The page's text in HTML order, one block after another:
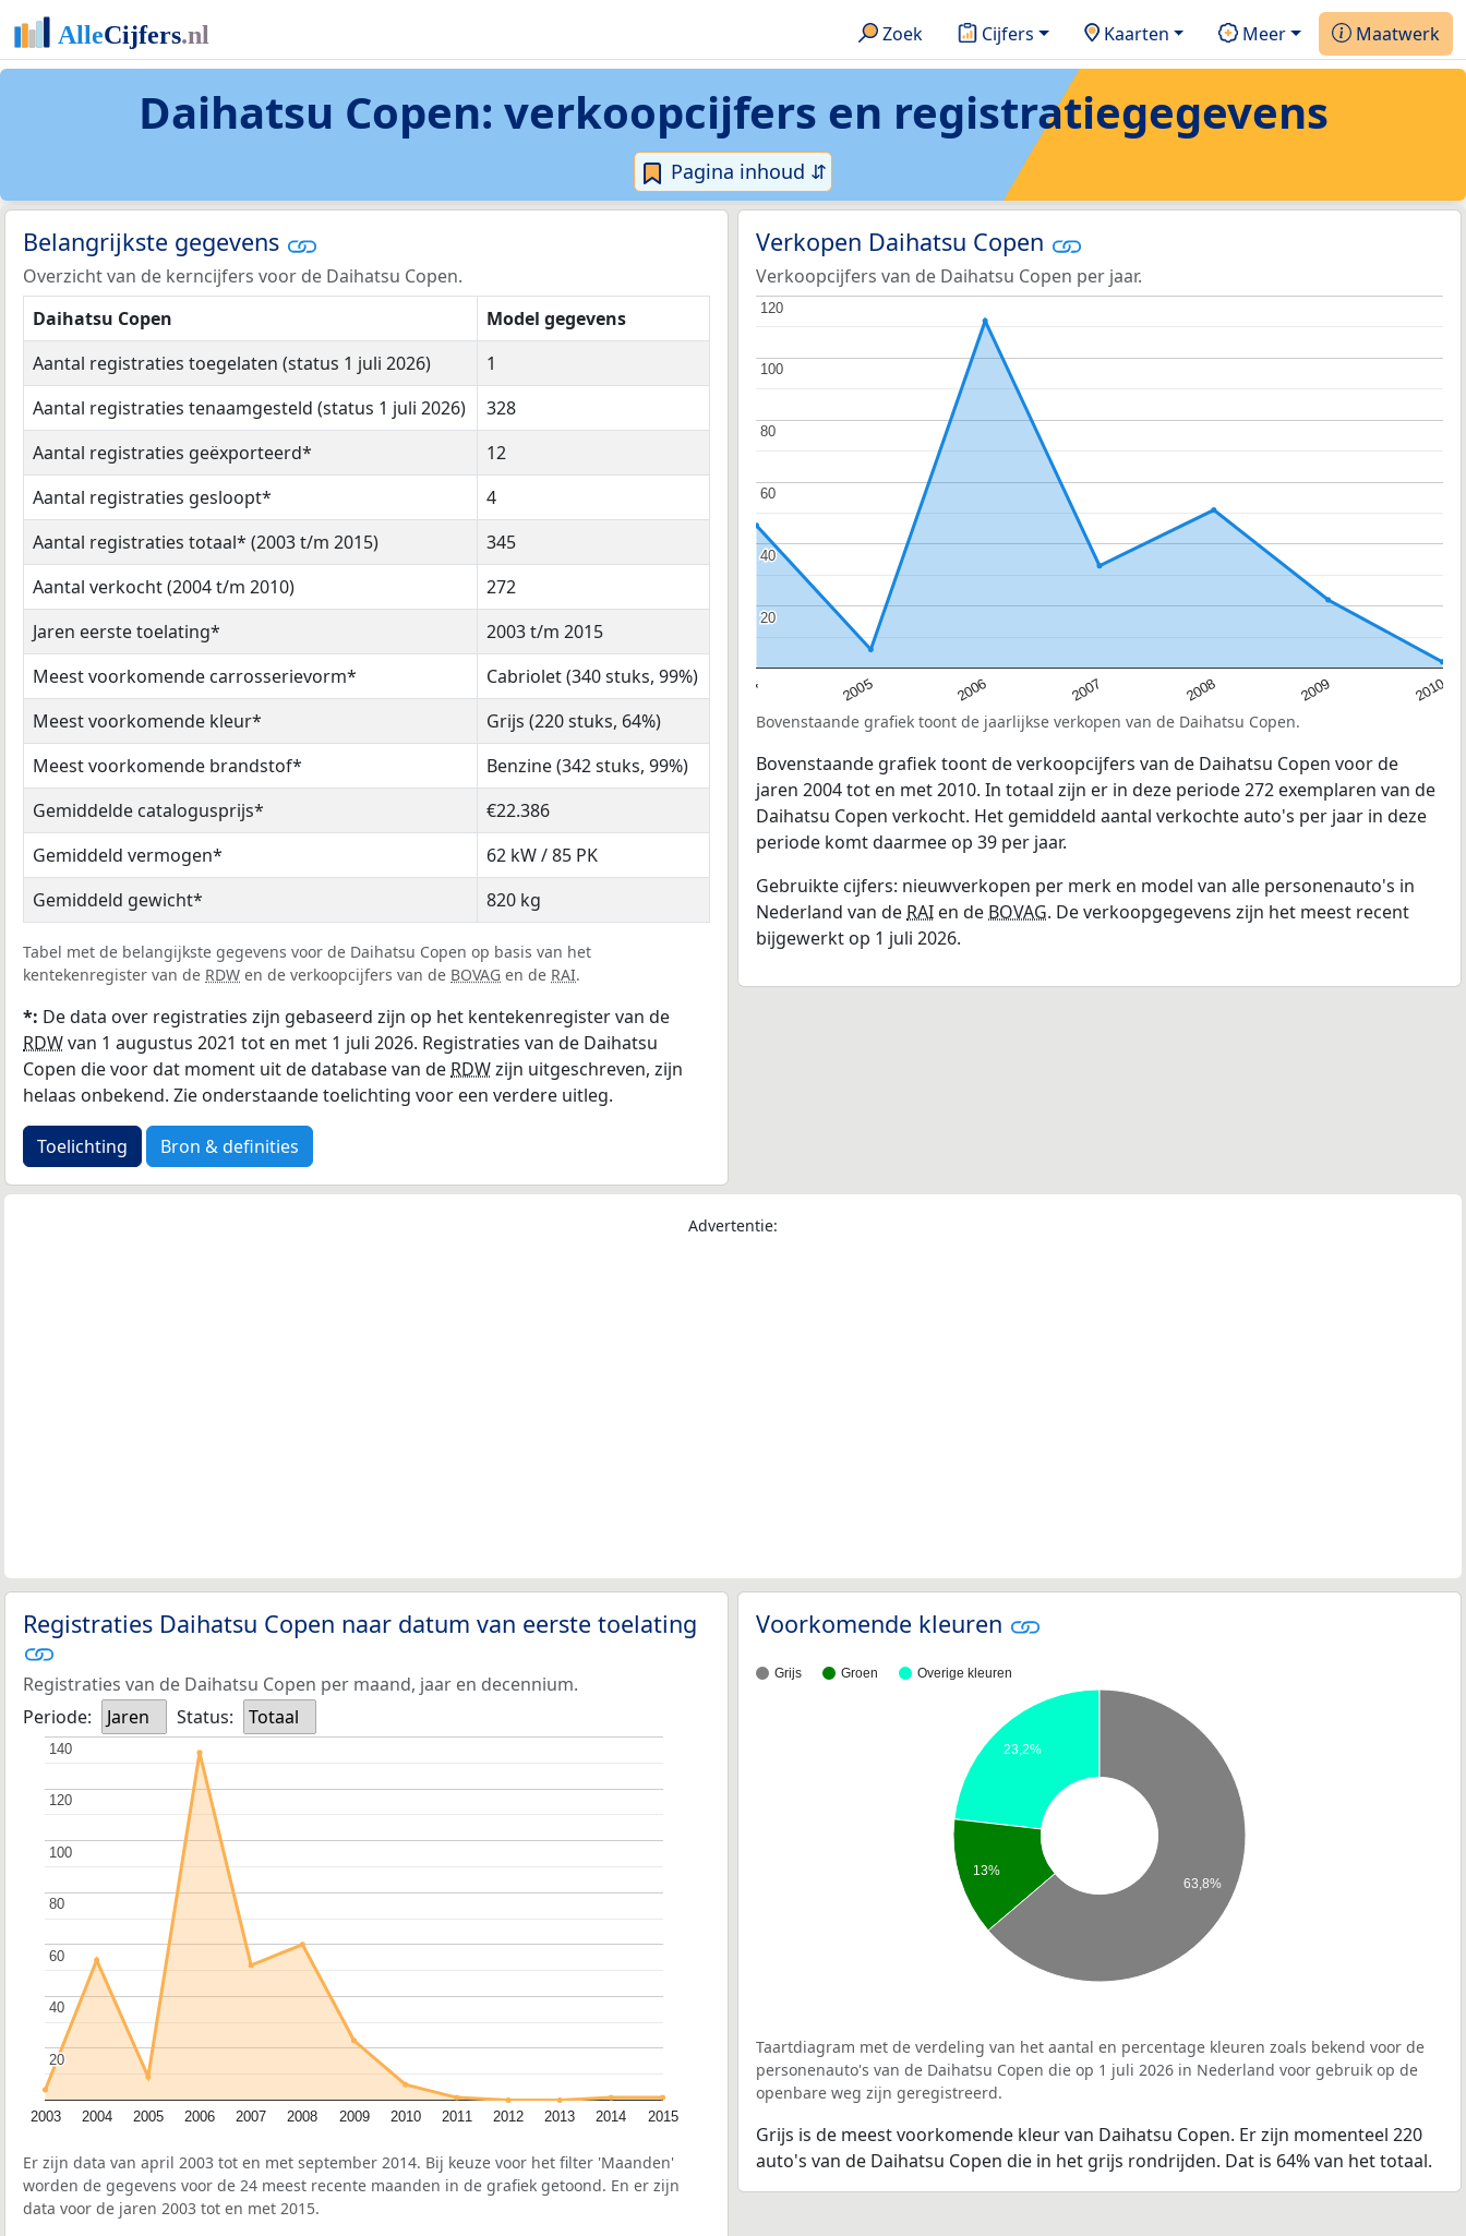
Zoek Cijfers Kaarten Meer Maatwerk
Daihatsu Copen: verkoopcijfers en registratiegegevens
Pagina inhoud ⇵
Belangrijkste gegevens
Overzicht van de kerncijfers voor de Daihatsu Copen.
Daihatsu Copen
Model gegevens
Aantal registraties toegelaten (status 1 juli 2026)
1
Aantal registraties tenaamgesteld (status 1 juli 2026)
328
Aantal registraties geëxporteerd*
12
Aantal registraties gesloopt*
4
Aantal registraties totaal* (2003 t/m 2015)
345
Aantal verkocht (2004 t/m 2010)
272
Jaren eerste toelating*
2003 t/m 2015
Meest voorkomende carrosserievorm*
Cabriolet (340 stuks, 99%)
Meest voorkomende kleur*
Grijs (220 stuks, 64%)
Meest voorkomende brandstof*
Benzine (342 stuks, 99%)
Gemiddelde catalogusprijs*
€22.386
Gemiddeld vermogen*
62 kW / 85 PK
Gemiddeld gewicht*
820 kg
Tabel met de belangijkste gegevens voor de Daihatsu Copen op basis van het
kentekenregister van de RDW en de verkoopcijfers van de BOVAG en de RAI.
*: De data over registraties zijn gebaseerd zijn op het kentekenregister van de
RDWvan 1 augustus 2021 tot en met 1 juli 2026. Registraties van de Daihatsu
Copen die voor dat moment uit de database van de RDWzijn uitgeschreven, zijn
helaas onbekend. Zie onderstaande toelichting voor een verdere uitleg.
Toelichting Bron & definities
Verkopen Daihatsu Copen
Verkoopcijfers van de Daihatsu Copen per jaar.
2004 2005 2006 2007 2008 2009 2010
20
20
40
40
60
60
80
80
100
100
120
120
Bovenstaande grafiek toont de jaarlijkse verkopen van de Daihatsu Copen.
Bovenstaande grafiek toont de verkoopcijfers van de Daihatsu Copen voor de
jaren 2004 tot en met 2010. In totaal zijn er in deze periode 272 exemplaren van de
Daihatsu Copen verkocht. Het gemiddeld aantal verkochte auto's per jaar in deze
periode komt daarmee op 39 per jaar.
Gebruikte cijfers: nieuwverkopen per merk en model van alle personenauto's in
Nederland van de RAI en de BOVAG. De verkoopgegevens zijn het meest recent
bijgewerkt op 1 juli 2026.
Advertentie:
Registraties Daihatsu Copen naar datum van eerste toelating
Registraties van de Daihatsu Copen per maand, jaar en decennium.
Periode:
Jaren Status: Totaal
2003 2004 2005 2006 2007 2008 2009 2010 2011 2012 2013 2014 2015
20
20
40
40
60
60
80
80
100
100
120
120
140
140
Er zijn data van april 2003 tot en met september 2014. Bij keuze voor het filter 'Maanden'
worden de gegevens voor de 24 meest recente maanden in de grafiek getoond. En er zijn
data voor de jaren 2003 tot en met 2015.
Voorkomende kleuren
Grijs Groen Overige kleuren
23,2%
13%
63,8%
Taartdiagram met de verdeling van het aantal en percentage kleuren zoals bekend voor de
personenauto's van de Daihatsu Copen die op 1 juli 2026 in Nederland voor gebruik op de
openbare weg zijn geregistreerd.
Grijs is de meest voorkomende kleur van Daihatsu Copen. Er zijn momenteel 220
auto's van de Daihatsu Copen die in het grijs rondrijden. Dat is 64% van het totaal.